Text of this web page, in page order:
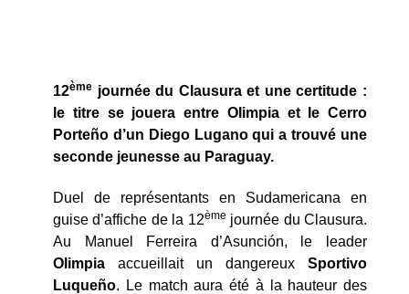
12ème journée du Clausura et une certitude :
le titre se jouera entre Olimpia et le Cerro
Porteño d’un Diego Lugano qui a trouvé une
seconde jeunesse au Paraguay.
Duel de représentants en Sudamericana en
guise d’affiche de la 12ème journée du Clausura.
Au Manuel Ferreira d’Asunción, le leader
Olimpia accueillait un dangereux Sportivo
Luqueño. Le match aura été à la hauteur des